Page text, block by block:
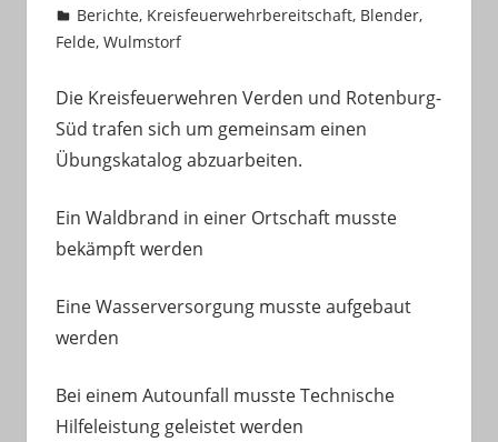
Berichte, Kreisfeuerwehrbereitschaft, Blender,
Felde, Wulmstorf
Die Kreisfeuerwehren Verden und Rotenburg-
Süd trafen sich um gemeinsam einen
Übungskatalog abzuarbeiten.
Ein Waldbrand in einer Ortschaft musste
bekämpft werden
Eine Wasserversorgung musste aufgebaut
werden
Bei einem Autounfall musste Technische
Hilfeleistung geleistet werden